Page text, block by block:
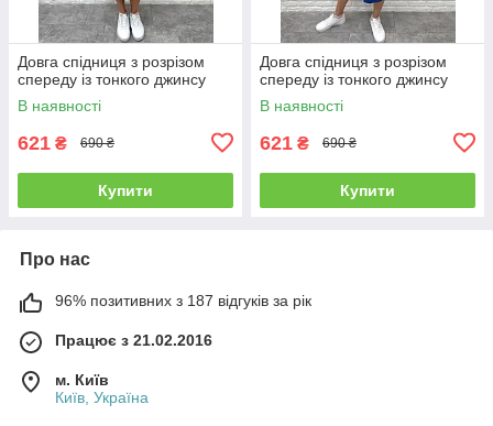
Довга спідниця з розрізом
спереду із тонкого джинсу
В наявності
621 ₴ 690 ₴
Купити
Довга спідниця з розрізом
спереду із тонкого джинсу
В наявності
621 ₴ 690 ₴
Купити
Про нас
96% позитивних з 187 відгуків за рік
Працює з 21.02.2016
м. Київ
Київ, Україна